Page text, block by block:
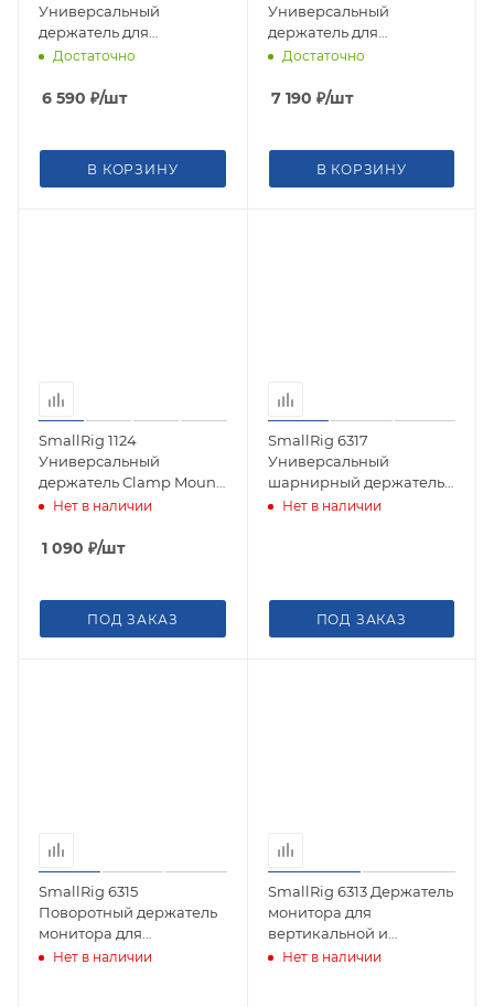
Универсальный
держатель для
аксессуаров Articulating
Ballheads
Достаточно
6 590 ₽/шт
В КОРЗИНУ
Универсальный
держатель для
аксессуаров (крепление
Достаточно
7 190 ₽/шт
В КОРЗИНУ
SmallRig 1124
Универсальный
держатель Clamp Mount
with 1/4" Screw Ball Head
Нет в наличии
1 090 ₽/шт
ПОД ЗАКАЗ
SmallRig 6317
Универсальный
шарнирный держатель
для мониторов Magic
Нет в наличии
ПОД ЗАКАЗ
SmallRig 6315
Поворотный держатель
монитора для
вертикальной съемки
Нет в наличии
SmallRig 6313 Держатель
монитора для
вертикальной и
горизонтальной съемки,
Нет в наличии